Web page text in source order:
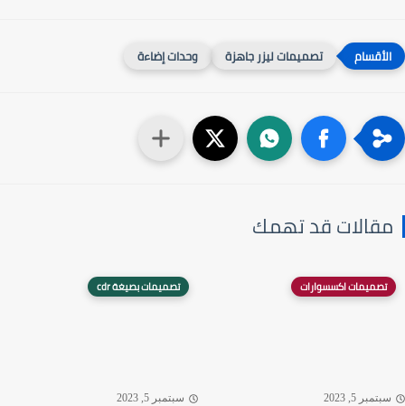
تصميمات ليزر جاهزة وحدات إضاءة
قد تهمك
تصميمات اكسسوارات
5, 2023
تصميمات بصيغة cdr
سبتمبر 5, 2023